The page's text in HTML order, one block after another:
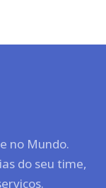
no Mundo.
do seu time,